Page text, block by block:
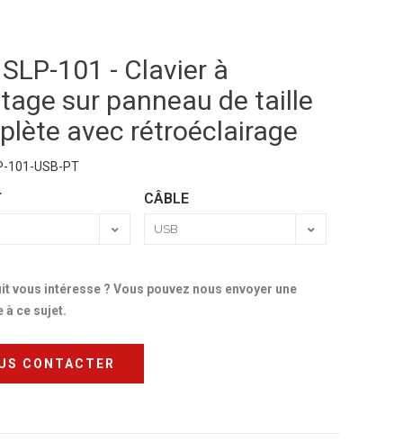
101 - Clavier à
sur panneau de taille
avec rétroéclairage
101-USB-PT
CÂBLE
vous intéresse ? Vous pouvez nous envoyer une
à ce sujet.
CONTACTER